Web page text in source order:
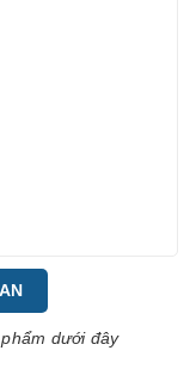
dưới đây